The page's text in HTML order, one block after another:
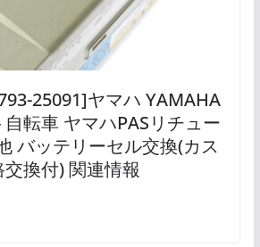
25091]ヤマハ YAMAHA
転車 ヤマハPASリチュー
バッテリーセル交換(カス
換付) 関連情報